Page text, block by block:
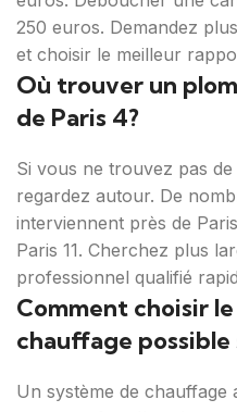
250 euros. Demandez
et choisir le meilleur
Où trouver un
de Paris 4?
Si vous ne trouvez pas
regardez autour. De
interviennent près de
Paris 11. Cherchez plus
professionnel qualifié
Comment choisir
chauffage possible
Un système de